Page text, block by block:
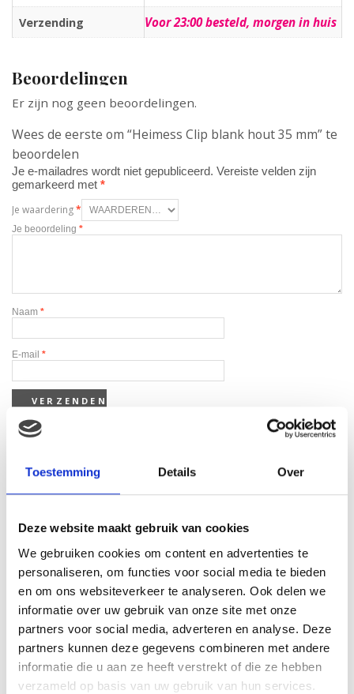
Toestemming Details Over
Deze website maakt gebruik van cookies
We gebruiken cookies om content en advertenties te
personaliseren, om functies voor social media te bieden
en om ons websiteverkeer te analyseren. Ook delen we
informatie over uw gebruik van onze site met onze
partners voor social media, adverteren en analyse. Deze
partners kunnen deze gegevens combineren met andere
informatie die u aan ze heeft verstrekt of die ze hebben
verzameld op basis van uw gebruik van hun services.
Verzending Voor 23:00 besteld, morgen in huis
Beoordelingen
Er zijn nog geen beoordelingen.
Wees de eerste om “Heimess Clip blank hout 35 mm” te
beoordelen
Je e-mailadres wordt niet gepubliceerd. Vereiste velden zijn
gemarkeerd met *
Je waardering*
Je beoordeling *
Naam *
E-mail *
Gerelateerde producten
Tqs 4-delige babycadeau